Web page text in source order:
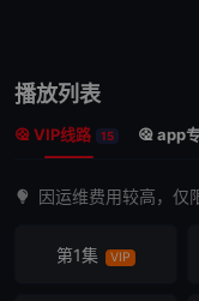
、向着未
播放列表
VIP线路 15 app
因运维费用较高，仅
第1集 VIP